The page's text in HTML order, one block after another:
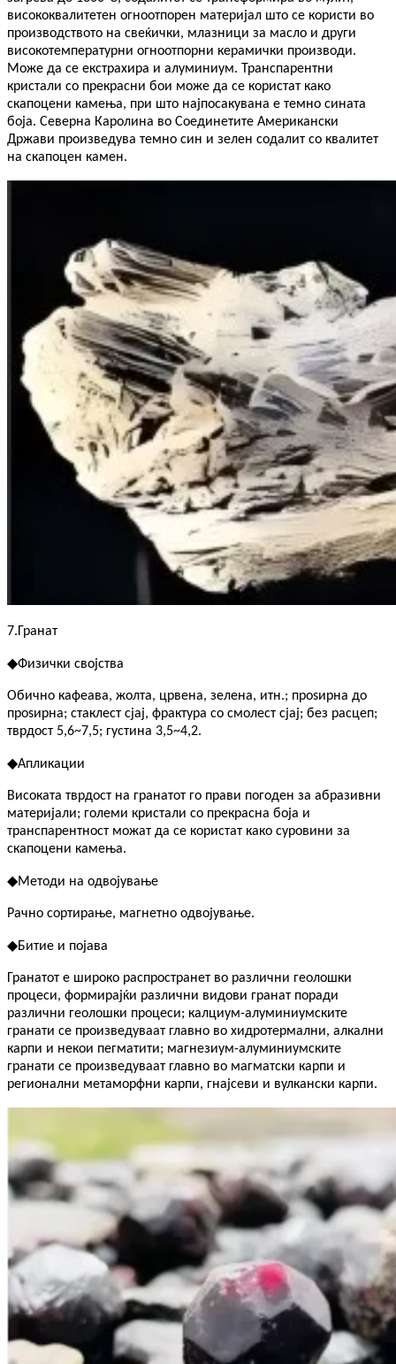
висококвалитетен огноотпорен материјал што се користи во
производството на свеќички, млазници за масло и други
високотемпературни огноотпорни керамички производи.
Може да се екстрахира и алуминиум. Транспарентни
кристали со прекрасни бои може да се користат како
скапоцени камења, при што најпосакувана е темно сината
боја. Северна Каролина во Соединетите Американски
Држави произведува темно син и зелен содалит со квалитет
на скапоцен камен.
7. Гранат
◆Физички својства
Обично кафеава, жолта, црвена, зелена, итн.; проѕирна до
проѕирна; стаклест сјај, фрактура со смолест сјај; без расцеп;
тврдост 5,6~7,5; густина 3,5~4,2.
◆Апликации
Високата тврдост на гранатот го прави погоден за абразивни
материјали; големи кристали со прекрасна боја и
транспарентност можат да се користат како суровини за
скапоцени камења.
◆Методи на одвојување
Рачно сортирање, магнетно одвојување.
◆Битие и појава
Гранатот е широко распространет во различни геолошки
процеси, формирајќи различни видови гранат поради
различни геолошки процеси; калциум-алуминиумските
гранати се произведуваат главно во хидротермални, алкални
карпи и некои пегматити; магнезиум-алуминиумските
гранати се произведуваат главно во магматски карпи и
регионални метаморфни карпи, гнајсеви и вулкански карпи.